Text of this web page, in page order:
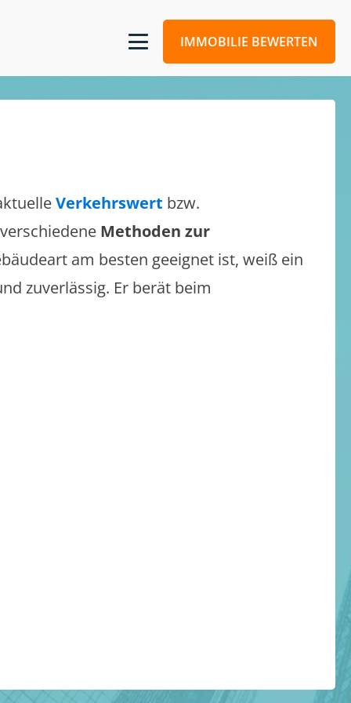
IMMOBILIE BEWERTEN
Verkehrswert bzw.
Methoden zur
am besten geeignet ist, weiß ein
zuverlässig. Er berät beim